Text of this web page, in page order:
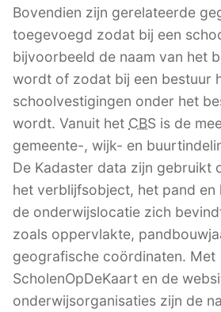
Bovendien zijn gerelateerde
toegevoegd zodat bij een
bijvoorbeeld de naam van het
wordt of zodat bij een bestuur
schoolvestigingen onder het
wordt. Vanuit het CBS is de
gemeente-, wijk- en
De Kadaster data zijn gebruikt
het verblijfsobject, het pand en
de onderwijslocatie zich
zoals oppervlakte,
geografische coördinaten. Met
ScholenOpDeKaart en de
onderwijsorganisaties zijn de